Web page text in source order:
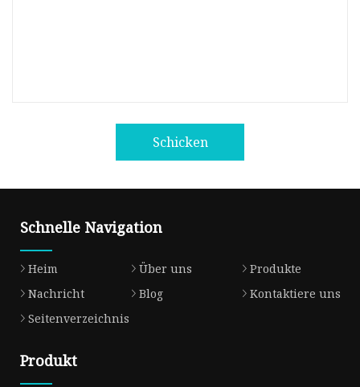
Schicken
Schnelle Navigation
Heim Über uns
Produkte
Nachricht
Blog
Kontaktiere uns
Seitenverzeichnis
Produkt